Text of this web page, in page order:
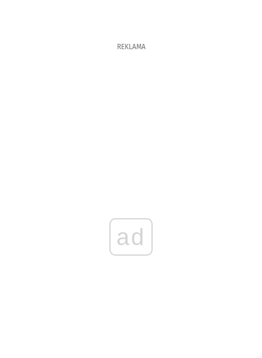
REKLAMA
ad